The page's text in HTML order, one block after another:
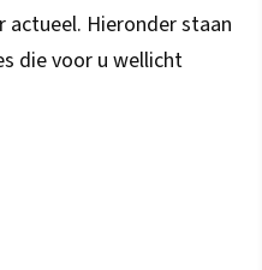
actueel. Hieronder staan
die voor u wellicht